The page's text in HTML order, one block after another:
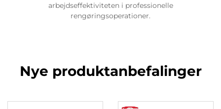
arbejdseffektiviteten i professionelle
rengøringsoperationer.
Nye produktanbefalinger